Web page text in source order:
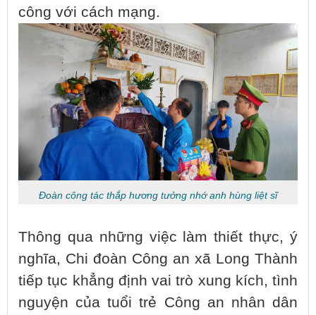
công với cách mạng.
Đoàn công tác thắp hương tưởng nhớ anh hùng liệt sĩ
Thông qua những việc làm thiết thực, ý
nghĩa, Chi đoàn Công an xã Long Thành
tiếp tục khẳng định vai trò xung kích, tình
nguyện của tuổi trẻ Công an nhân dân